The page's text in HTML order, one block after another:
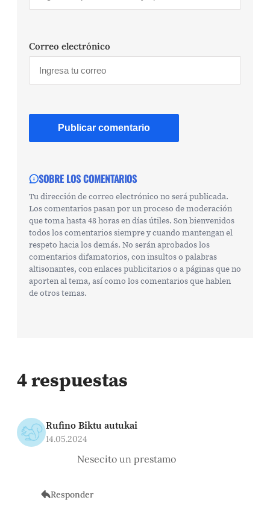
Correo electrónico
SOBRE LOS COMENTARIOS
Tu dirección de correo electrónico no será publicada.
Los comentarios pasan por un proceso de moderación
que toma hasta 48 horas en días útiles. Son bienvenidos
todos los comentarios siempre y cuando mantengan el
respeto hacia los demás. No serán aprobados los
comentarios difamatorios, con insultos o palabras
altisonantes, con enlaces publicitarios o a páginas que no
aporten al tema, así como los comentarios que hablen
de otros temas.
4 respuestas
Rufino Biktu autukai
14.05.2024
Nesecito un prestamo
Responder